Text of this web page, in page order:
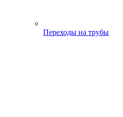
Переходы на трубы